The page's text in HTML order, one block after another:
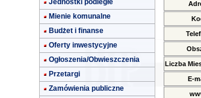
Jednostki podległe
Mienie komunalne
Budżet i finanse
Oferty inwestycyjne
Ogłoszenia/Obwieszczenia
Przetargi
Zamówienia publiczne
Liczba
E-